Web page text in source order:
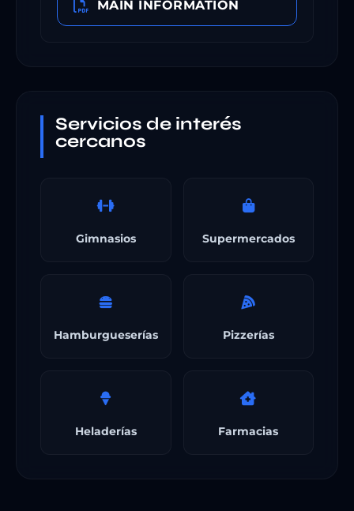
MAIN INFORMATION
Servicios de interés
cercanos
Gimnasios Supermercados
Hamburgueserías Pizzerías
Heladerías Farmacias